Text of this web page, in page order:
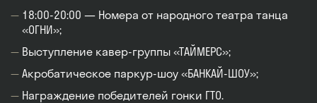
18:00-20:00 — Номера от народного театра танца
«ОГНИ»;
Выступление кавер-группы «ТАЙМЕРС»;
Акробатическое паркур-шоу «БАНКАЙ-ШОУ»;
Награждение победителей гонки ГТО.